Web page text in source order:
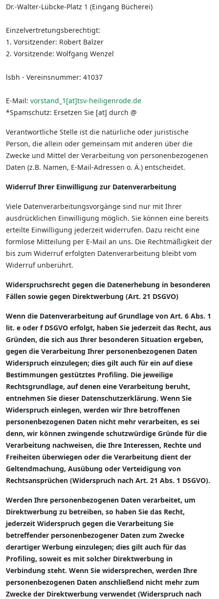
Dr.-Walter-Lübcke-Platz 1 (Eingang Bücherei)
Einzelvertretungsberechtigt:
1. Vorsitzender: Robert Balzer
2. Vorsitzende: Wolfgang Wenzel
lsbh - Vereinsnummer: 41037
E-Mail: vorstand_1[at]tsv-heiligenrode.de
*Spamschutz: Ersetzen Sie [at] durch @
Verantwortliche Stelle ist die natürliche oder juristische
Person, die allein oder gemeinsam mit anderen über die
Zwecke und Mittel der Verarbeitung von personenbezogenen
Daten (z.B. Namen, E-Mail-Adressen o. Ä.) entscheidet.
Widerruf Ihrer Einwilligung zur Datenverarbeitung
Viele Datenverarbeitungsvorgänge sind nur mit Ihrer
ausdrücklichen Einwilligung möglich. Sie können eine bereits
erteilte Einwilligung jederzeit widerrufen. Dazu reicht eine
formlose Mitteilung per E-Mail an uns. Die Rechtmäßigkeit der
bis zum Widerruf erfolgten Datenverarbeitung bleibt vom
Widerruf unberührt.
Widerspruchsrecht gegen die Datenerhebung in besonderen
Fällen sowie gegen Direktwerbung (Art. 21 DSGVO)
Wenn die Datenverarbeitung auf Grundlage von Art. 6 Abs. 1
lit. e oder f DSGVO erfolgt, haben Sie jederzeit das Recht, aus
Gründen, die sich aus Ihrer besonderen Situation ergeben,
gegen die Verarbeitung Ihrer personenbezogenen Daten
Widerspruch einzulegen; dies gilt auch für ein auf diese
Bestimmungen gestütztes Profiling. Die jeweilige
Rechtsgrundlage, auf denen eine Verarbeitung beruht,
entnehmen Sie dieser Datenschutzerklärung. Wenn Sie
Widerspruch einlegen, werden wir Ihre betroffenen
personenbezogenen Daten nicht mehr verarbeiten, es sei
denn, wir können zwingende schutzwürdige Gründe für die
Verarbeitung nachweisen, die Ihre Interessen, Rechte und
Freiheiten überwiegen oder die Verarbeitung dient der
Geltendmachung, Ausübung oder Verteidigung von
Rechtsansprüchen (Widerspruch nach Art. 21 Abs. 1 DSGVO).
Werden Ihre personenbezogenen Daten verarbeitet, um
Direktwerbung zu betreiben, so haben Sie das Recht,
jederzeit Widerspruch gegen die Verarbeitung Sie
betreffender personenbezogener Daten zum Zwecke
derartiger Werbung einzulegen; dies gilt auch für das
Profiling, soweit es mit solcher Direktwerbung in
Verbindung steht. Wenn Sie widersprechen, werden Ihre
personenbezogenen Daten anschließend nicht mehr zum
Zwecke der Direktwerbung verwendet (Widerspruch nach